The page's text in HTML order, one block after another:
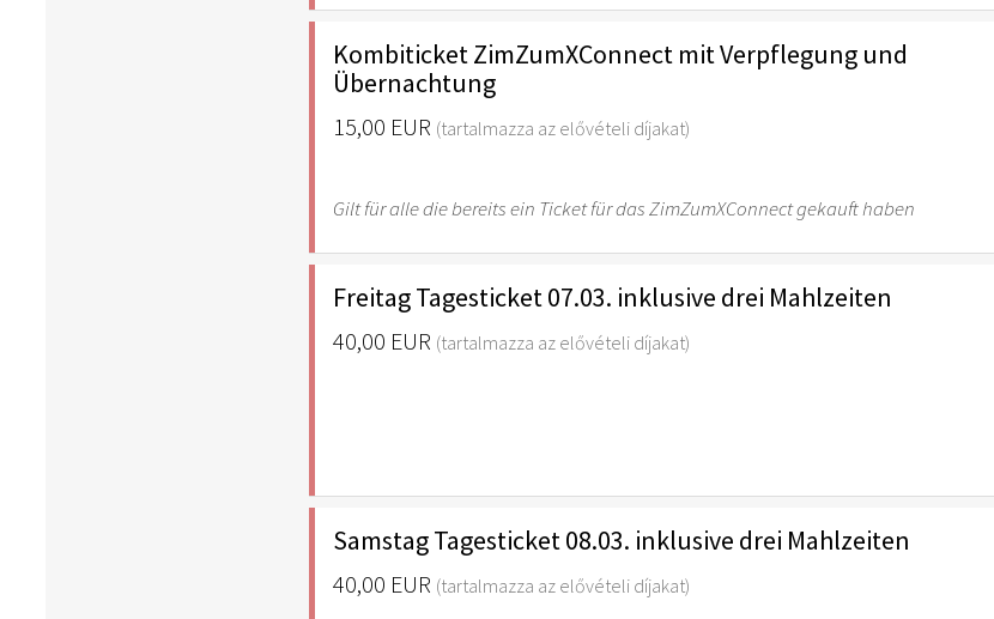
Kombiticket ZimZumXConnect mit Verpflegung und
Übernachtung
15,00 EUR (tartalmazza az elővételi díjakat)
Gilt für alle die bereits ein Ticket für das ZimZumXConnect gekauft haben
Freitag Tagesticket 07.03. inklusive drei Mahlzeiten
40,00 EUR (tartalmazza az elővételi díjakat)
Samstag Tagesticket 08.03. inklusive drei Mahlzeiten
40,00 EUR (tartalmazza az elővételi díjakat)